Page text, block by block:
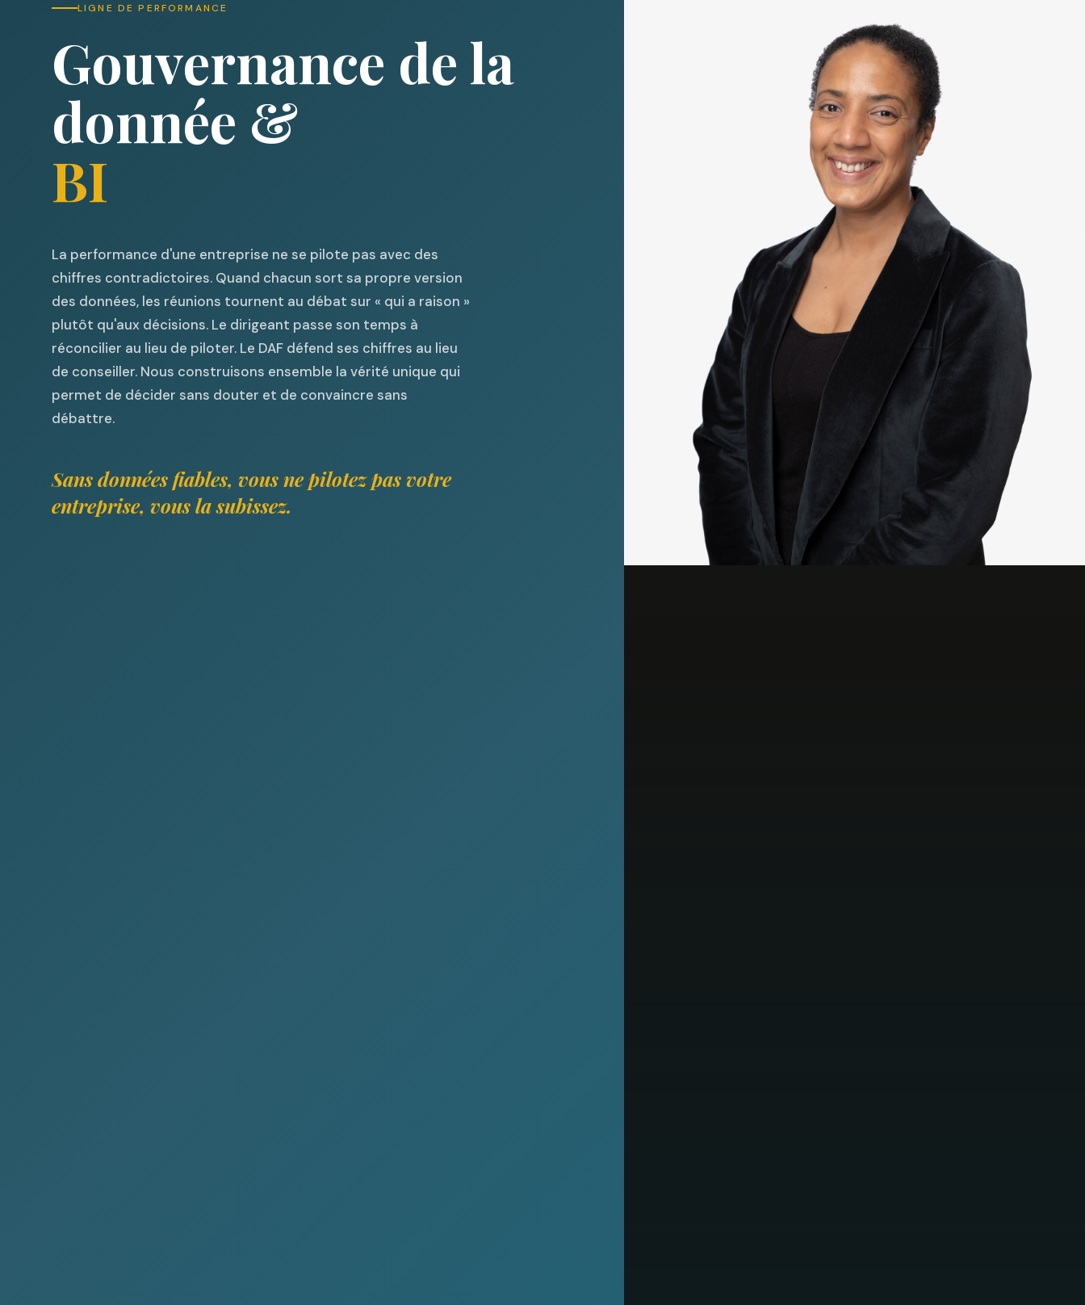
LIGNE DE PERFORMANCE
Gouvernance de la
donnée &
BI
La performance d'une entreprise ne se pilote pas avec des
chiffres contradictoires. Quand chacun sort sa propre version
des données, les réunions tournent au débat sur « qui a raison »
plutôt qu'aux décisions. Le dirigeant passe son temps à
réconcilier au lieu de piloter. Le DAF défend ses chiffres au lieu
de conseiller. Nous construisons ensemble la vérité unique qui
permet de décider sans douter et de convaincre sans
débattre.
Sans données fiables, vous ne pilotez pas votre
entreprise, vous la subissez.